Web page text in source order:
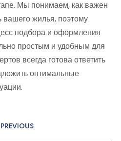
Мы понимаем, как важен
вашего жилья, поэтому
подбора и оформления
простым и удобным для
всегда готова ответить
оптимальные
PREVIOUS